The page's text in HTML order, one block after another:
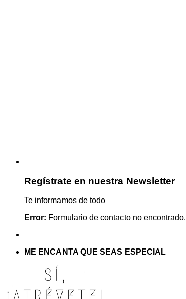
Regístrate en nuestra Newsletter
Te informamos de todo
Error: Formulario de contacto no encontrado.
ME ENCANTA QUE SEAS ESPECIAL